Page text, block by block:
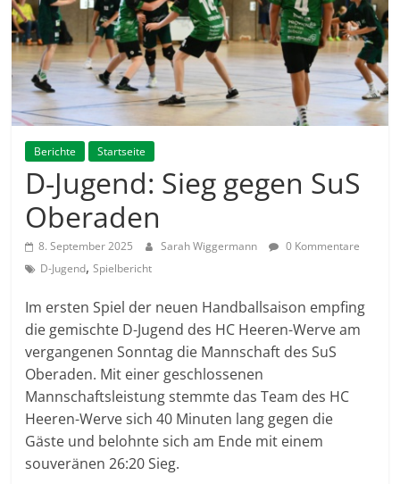
Berichte Startseite
D-Jugend: Sieg gegen SuS
Oberaden
8. September 2025 Sarah Wiggermann
0 Kommentare
D-Jugend,Spielbericht
Im ersten Spiel der neuen Handballsaison empfing
die gemischte D-Jugend des HC Heeren-Werve am
vergangenen Sonntag die Mannschaft des SuS
Oberaden. Mit einer geschlossenen
Mannschaftsleistung stemmte das Team des HC
Heeren-Werve sich 40 Minuten lang gegen die
Gäste und belohnte sich am Ende mit einem
souveränen 26:20 Sieg.